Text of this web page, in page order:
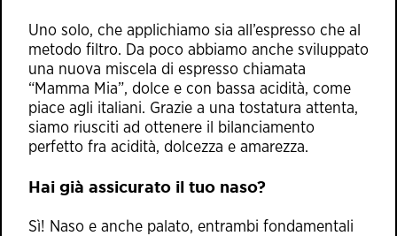
Uno solo, che applichiamo sia all’espresso che al
metodo filtro. Da poco abbiamo anche sviluppato
una nuova miscela di espresso chiamata
“Mamma Mia”, dolce e con bassa acidità, come
piace agli italiani. Grazie a una tostatura attenta,
siamo riusciti ad ottenere il bilanciamento
perfetto fra acidità, dolcezza e amarezza.
Hai già assicurato il tuo naso?
Sì! Naso e anche palato, entrambi fondamentali